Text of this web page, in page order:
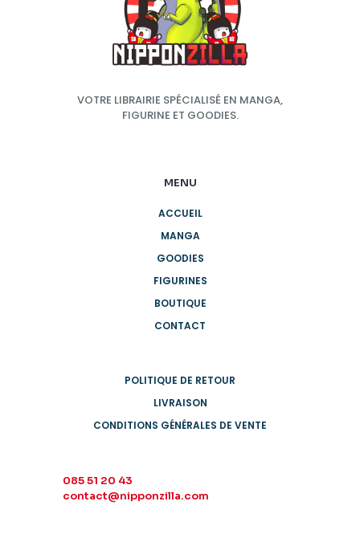
VOTRE LIBRAIRIE SPÉCIALISÉ EN MANGA,
FIGURINE ET GOODIES.
MENU
ACCUEIL
MANGA
GOODIES
FIGURINES
BOUTIQUE
CONTACT
POLITIQUE DE RETOUR
LIVRAISON
CONDITIONS GÉNÉRALES DE VENTE
085 51 20 43
contact@nipponzilla.com